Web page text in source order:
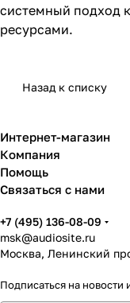
системный подход
ресурсами.
Назад к списку
Интернет-магазин
Компания
Помощь
Связаться с нами
+7 (495) 136-08-09
msk@audiosite.ru
Москва, Ленинский
Подписаться на новости